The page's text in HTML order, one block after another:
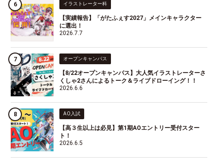
イラストレーター科
【実績報告】「がたふぇす2027」メインキャラクター
に選出！
2026.7.7
オープンキャンパス
【8/22オープンキャンパス】大人気イラストレーターさ
くしゃ2さんによるトーク＆ライブドローイング！！
2026.6.6
AO入試
【高３生以上は必見】第1期AOエントリー受付スター
ト！
2026.6.5